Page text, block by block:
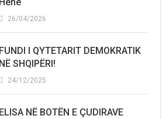
Hënë
26/04/2026
FUNDI I QYTETARIT DEMOKRATIK
NË SHQIPËRI!
24/12/2025
ELISA NË BOTËN E ÇUDIRAVE